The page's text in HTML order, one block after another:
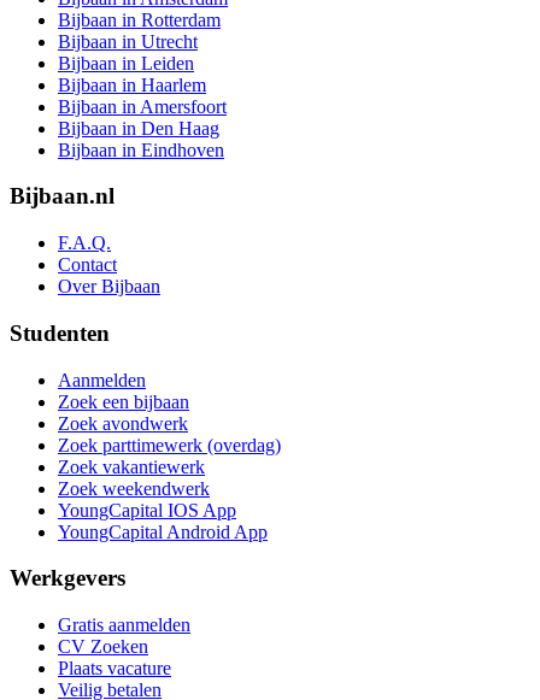
Bijbaan in Rotterdam
Bijbaan in Utrecht
Bijbaan in Leiden
Bijbaan in Haarlem
Bijbaan in Amersfoort
Bijbaan in Den Haag
Bijbaan in Eindhoven
Bijbaan.nl
F.A.Q.
Contact
Over Bijbaan
Studenten
Aanmelden
Zoek een bijbaan
Zoek avondwerk
Zoek parttimewerk (overdag)
Zoek vakantiewerk
Zoek weekendwerk
YoungCapital IOS App
YoungCapital Android App
Werkgevers
Gratis aanmelden
CV Zoeken
Plaats vacature
Veilig betalen